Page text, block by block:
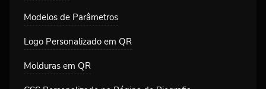
Modelos de Parâmetros
Logo Personalizado em QR
Molduras em QR